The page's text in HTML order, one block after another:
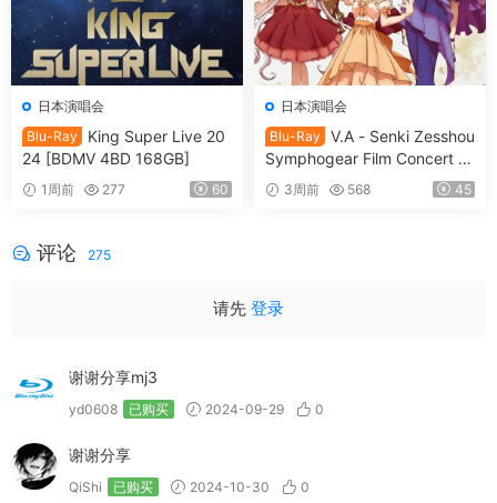
日本演唱会
Blu-Ray
King Super Live 20
24 [BDMV 4BD 168GB]
1周前 277 60
日本演唱会
Blu-Ray
V.A - Senki Zesshou
Symphogear Film Concert 2
025 SymphoNare 戦姫絶唱
シンフォギア フィルムコンサ
3周前 568 45
评论 275
请先 登录
谢谢分享mj3
yd0608 已购买 2024-09-29 0
谢谢分享
QiShi 已购买 2024-10-30 0